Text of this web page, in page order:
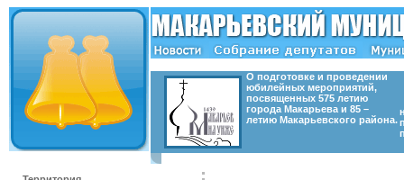
О подготовке и проведении
юбилейных мероприятий,
посвященных 575 летию
города Макарьева и 85 –
летию Макарьевского района.